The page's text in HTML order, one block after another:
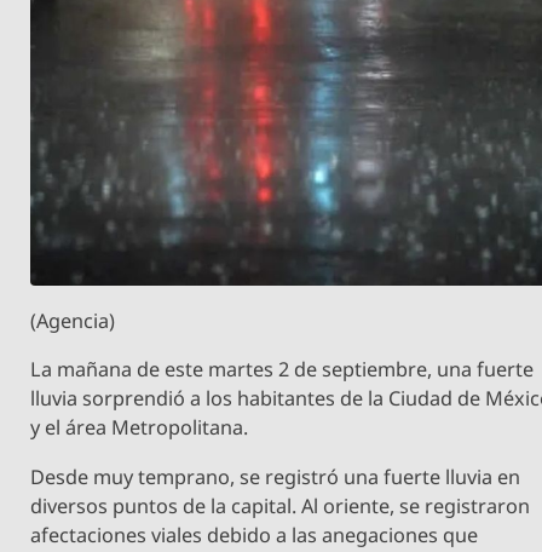
(Agencia)
La mañana de este martes 2 de septiembre, una fuerte
lluvia sorprendió a los habitantes de la Ciudad de
y el área Metropolitana.
Desde muy temprano, se registró una fuerte lluvia en
diversos puntos de la capital. Al oriente, se registraron
afectaciones viales debido a las anegaciones que